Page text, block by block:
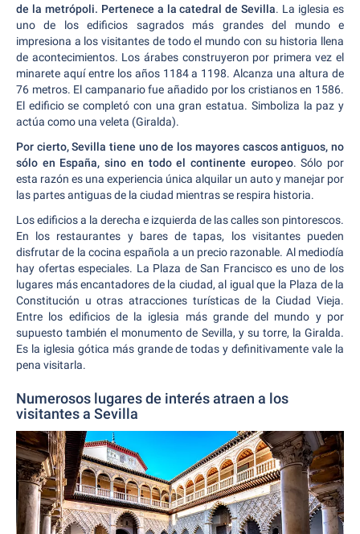
de la metrópoli. Pertenece a la catedral de Sevilla. La iglesia es
uno de los edificios sagrados más grandes del mundo e
impresiona a los visitantes de todo el mundo con su historia llena
de acontecimientos. Los árabes construyeron por primera vez el
minarete aquí entre los años 1184 a 1198. Alcanza una altura de
76 metros. El campanario fue añadido por los cristianos en 1586.
El edificio se completó con una gran estatua. Simboliza la paz y
actúa como una veleta (Giralda).
Por cierto, Sevilla tiene uno de los mayores cascos antiguos, no
sólo en España, sino en todo el continente europeo. Sólo por
esta razón es una experiencia única alquilar un auto y manejar por
las partes antiguas de la ciudad mientras se respira historia.
Los edificios a la derecha e izquierda de las calles son pintorescos.
En los restaurantes y bares de tapas, los visitantes pueden
disfrutar de la cocina española a un precio razonable. Al mediodía
hay ofertas especiales. La Plaza de San Francisco es uno de los
lugares más encantadores de la ciudad, al igual que la Plaza de la
Constitución u otras atracciones turísticas de la Ciudad Vieja.
Entre los edificios de la iglesia más grande del mundo y por
supuesto también el monumento de Sevilla, y su torre, la Giralda.
Es la iglesia gótica más grande de todas y definitivamente vale la
pena visitarla.
Numerosos lugares de interés atraen a los
visitantes a Sevilla